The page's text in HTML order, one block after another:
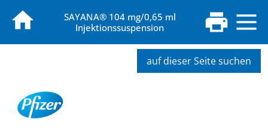
SAYANA® 104 mg/0,65 ml
Injektionssuspension
auf dieser Seite suchen